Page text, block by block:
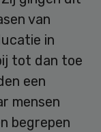
van
in
tot dan toe
een
mensen
begrepen